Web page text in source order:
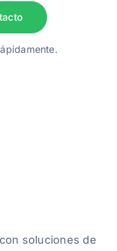
soluciones de